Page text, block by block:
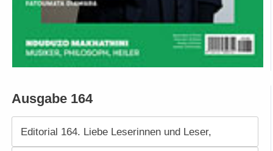
Ausgabe 164
Editorial 164. Liebe Leserinnen und Leser,